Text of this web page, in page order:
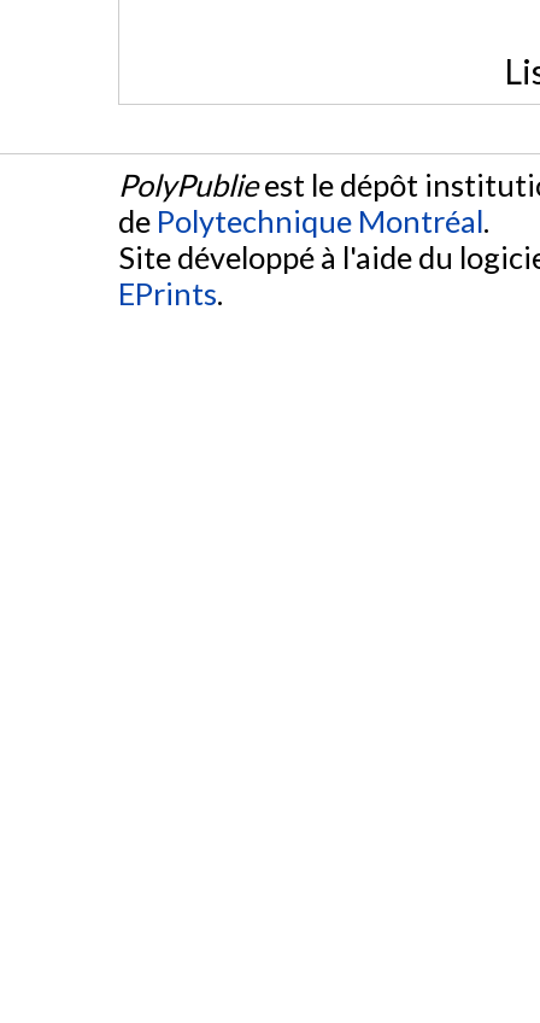
PolyPublieest le dépôt
de Polytechnique Montréal.
Site développé à l'aide du
EPrints.